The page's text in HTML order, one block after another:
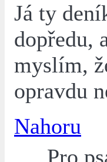
Já ty
dopředu,
myslím,
opravdu
Nahoru
Pro